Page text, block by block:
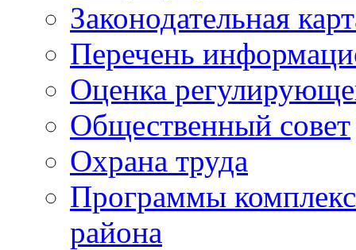
Законодательная
Перечень
Оценка
Общественный совет
Охрана труда
Программы
района